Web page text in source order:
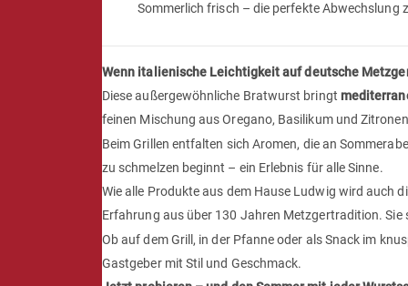
Sommerlich frisch – die perfekte Abwechslung
Wenn italienische Leichtigkeit auf deutsche
Diese außergewöhnliche Bratwurst bringt
feinen Mischung aus Oregano, Basilikum und
Beim Grillen entfalten sich Aromen, die an
zu schmelzen beginnt – ein Erlebnis für alle Sinne.
Wie alle Produkte aus dem Hause Ludwig wird auch
Erfahrung aus über 130 Jahren Metzgertradition.
Ob auf dem Grill, in der Pfanne oder als Snack im
Gastgeber mit Stil und Geschmack.